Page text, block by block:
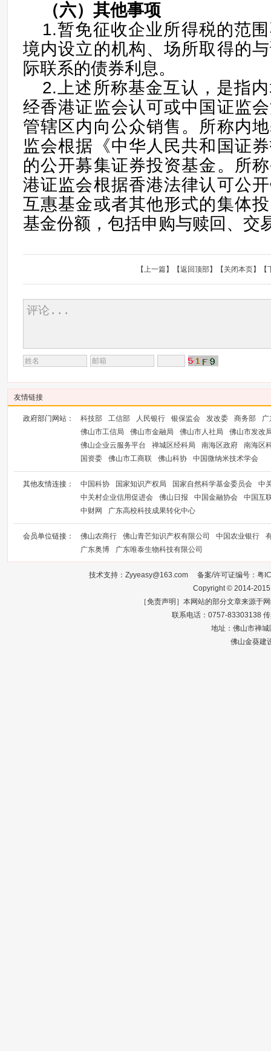
（六） 其他事项
1.暂免征收企业所得税的范
境内设立的机构、场所取得的
际联系的债券利息。
2.上述所称基金互认，是指
经香港证监会认可或中国证监
管辖区内向公众销售。所称内
监会根据《中华人民共和国证
的公开募集证券投资基金。所
港证监会根据香港法律认可公
互惠基金或者其他形式的集体
基金份额，包括申购与赎回、交
【上一篇】【返回顶部】【 关闭本页】【
友情链接
政府部门网站： 科技部 工信部 人民银行 银保监会 发改委 商务部
广
佛山市工信局
佛山市金融局 佛山市人社局
佛山市发改
佛山企业云服务平台
禅城区经科局 南海区政府
南海区
国资委
佛山市工商联 佛山科协 中国微纳米技术学会
其他友情连接： 中国科协 国家知识产权局 国家自然科学基金委员会
中
中关村企业信用促进会
佛山日报 中国金融协会
中国互
中财网
广东高校科技成果转化中心
会员单位链接： 佛山农商行 佛山青芒知识产权有限公司 中国农业银行
广东奥博
广东唯泰生物科技有限公司
技术支持：Zyyeasy@163.com 备案/许可证编号： 粤
Copyright © 2014-
［免责声明］本网站的部分文章来源于
联系电话：0757-83303138
地址：佛山市禅
佛山金葵建